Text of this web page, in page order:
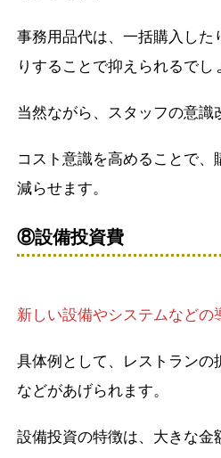
事務用品代は、一括購入した
りすることで抑えられるでし
当然ながら、スタッフの意識
コスト意識を高めることで
減らせます。
⑧設備投資費
新しい設備やシステムなどの
具体例として、レストランの
などがあげられます。
設備投資の特徴は、大きな金